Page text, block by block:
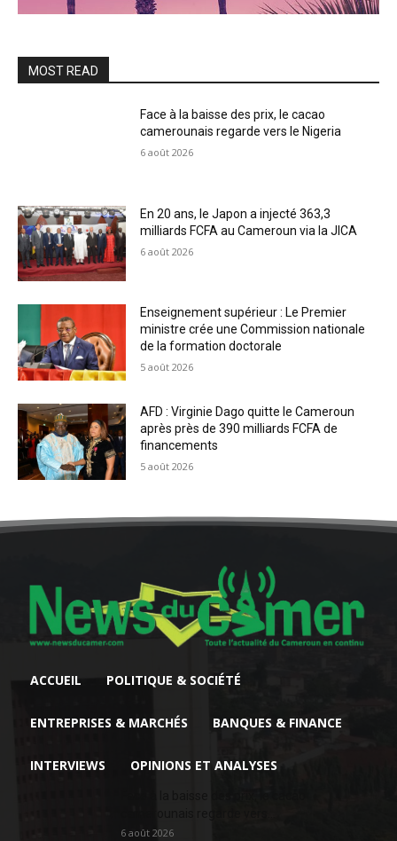
MOST READ
Face à la baisse des prix, le cacao
camerounais regarde vers le Nigeria
6 août 2026
En 20 ans, le Japon a injecté 363,3
milliards FCFA au Cameroun via la JICA
6 août 2026
Enseignement supérieur : Le Premier
ministre crée une Commission nationale
de la formation doctorale
5 août 2026
AFD : Virginie Dago quitte le Cameroun
après près de 390 milliards FCFA de
financements
5 août 2026
ACCUEIL POLITIQUE & SOCIÉTÉ
ENTREPRISES & MARCHÉS BANQUES & FINANCE
INTERVIEWS OPINIONS ET ANALYSES
6 août 2026